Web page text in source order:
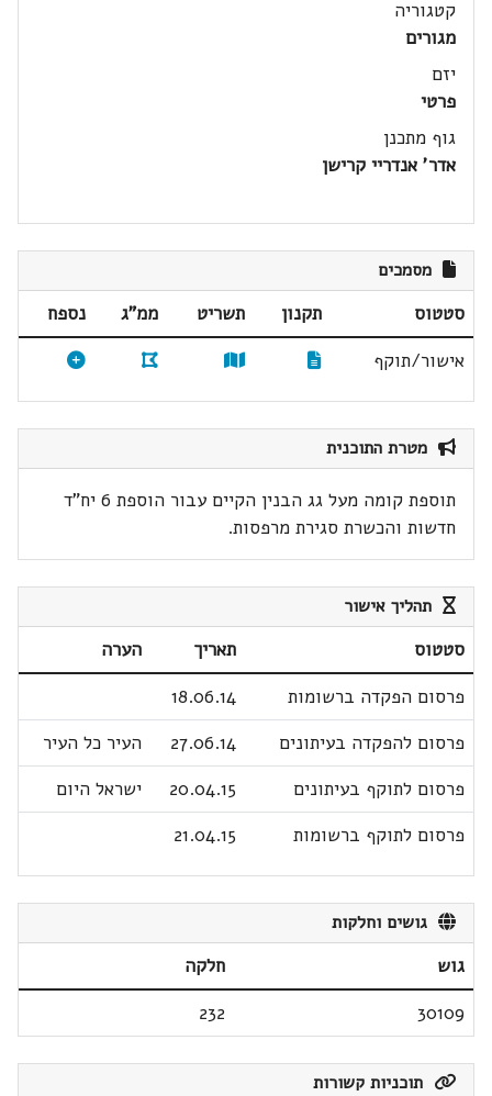
קטגוריה
מגורים
יזם
פרטי
גוף מתכנן
אדר' אנדריי קרישן
מסמכים
סטטוס תקנון תשריט ממ"ג
נספח
אישור/תוקף
מטרת התוכנית
תוספת קומה מעל גג הבנין הקיים עבור הוספת 6 יח"ד
חדשות והכשרת סגירת מרפסות.
תהליך אישור
סטטוס תאריך
הערה
פרסום הפקדה ברשומות
18.06.14
פרסום להפקדה בעיתונים
27.06.14
העיר כל העיר
פרסום לתוקף בעיתונים
20.04.15
ישראל היום
פרסום לתוקף ברשומות
21.04.15
גושים וחלקות
גוש
חלקה
30109
232
תוכניות קשורות